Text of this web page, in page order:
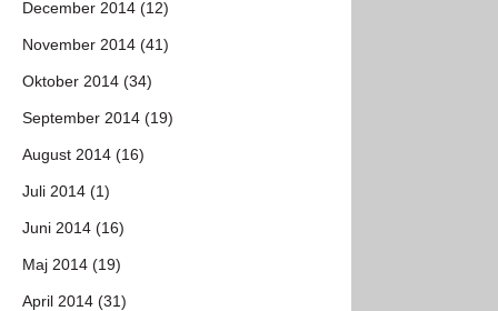
December 2014 (12)
November 2014 (41)
Oktober 2014 (34)
September 2014 (19)
August 2014 (16)
Juli 2014 (1)
Juni 2014 (16)
Maj 2014 (19)
April 2014 (31)